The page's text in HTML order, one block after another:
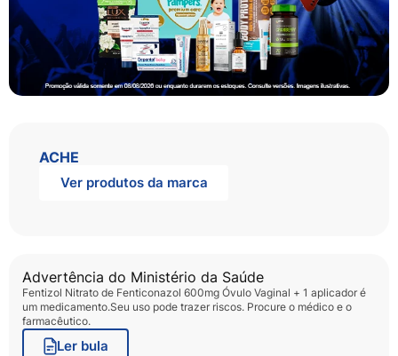
ACHE
Ver produtos da marca
Advertência do Ministério da Saúde
Fentizol Nitrato de Fenticonazol 600mg Óvulo Vaginal + 1 aplicador é
um medicamento.Seu uso pode trazer riscos. Procure o médico e o
farmacêutico.
Ler bula